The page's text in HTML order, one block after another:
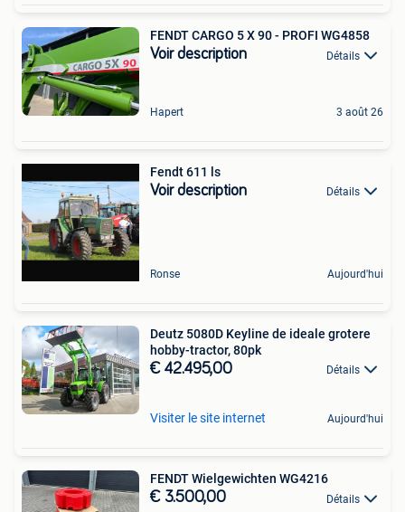
FENDT CARGO 5 X 90 - PROFI WG4858
Voir description Détails
Hapert 3 août 26
Fendt 611 ls
Voir description Détails
Ronse Aujourd'hui
Deutz 5080D Keyline de ideale grotere
hobby-tractor, 80pk
€ 42.495,00 Détails
Visiter le site internet Aujourd'hui
FENDT Wielgewichten WG4216
€ 3.500,00 Détails